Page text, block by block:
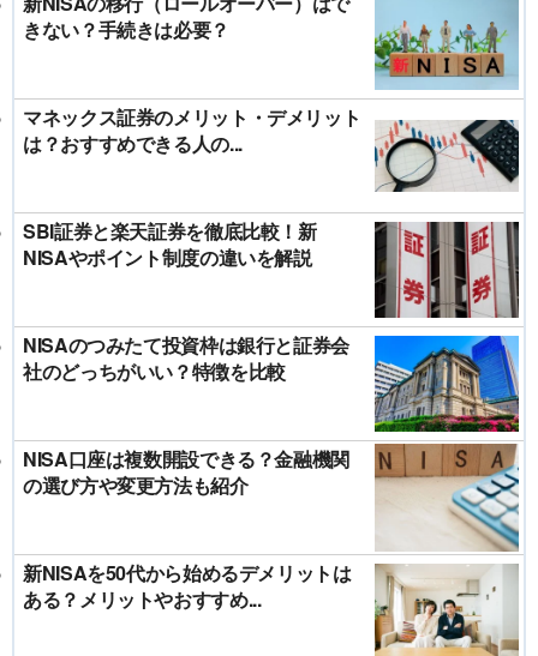
きない？手続きは必要？
マネックス証券のメリット・デメリット
は？おすすめできる人の...
SBI証券と楽天証券を徹底比較！新
NISAやポイント制度の違いを解説
NISAのつみたて投資枠は銀行と証券会
社のどっちがいい？特徴を比較
NISA口座は複数開設できる？金融機関
の選び方や変更方法も紹介
新NISAを50代から始めるデメリットは
ある？メリットやおすすめ...